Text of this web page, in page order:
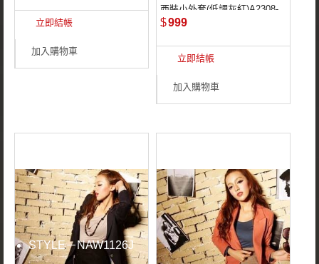
皮革質料特殊登場
立即結帳
加入購物車
日雜同步流行搶眼
皮革質料特殊登場
西裝小外套(低調灰紅)A2308-
02
$999
立即結帳
加入購物車
STYLE－NAW1126J